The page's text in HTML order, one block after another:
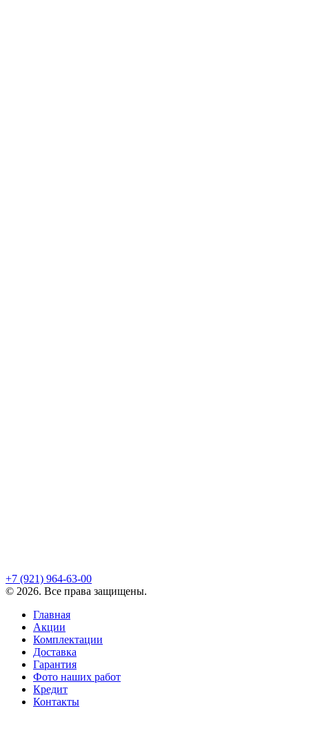
+7 (921) 964-63-00
© 2026. Все права защищены.
Главная
Акции
Комплектации
Доставка
Гарантия
Фото наших работ
Кредит
Контакты